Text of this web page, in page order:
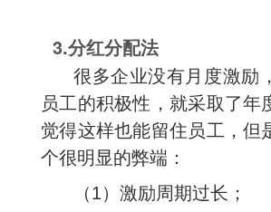
3.分红分配法
很多企业没有月度激励
员工的积极性，就采取了年
觉得这样也能留住员工，但
个很明显的弊端：
（1）激励周期过长；